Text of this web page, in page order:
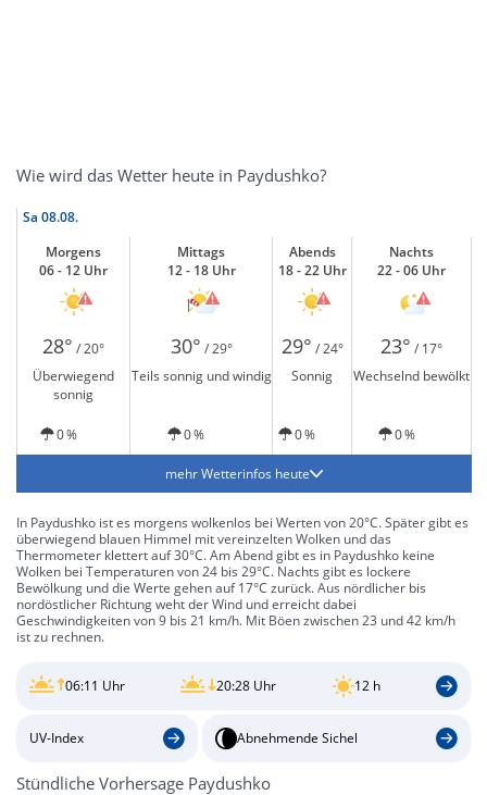
Wie wird das Wetter heute in Paydushko?
Sa 08.08.
Morgens
06 - 12 Uhr
Mittags
12 - 18 Uhr
Abends
18 - 22 Uhr
Nachts
22 - 06 Uhr
28° / 20° 30° / 29° 29° / 24° 23° / 17°
Überwiegend
sonnig
Teils sonnig und windig Sonnig Wechselnd bewölkt
0 % 0 % 0 % 0 %
mehr Wetterinfos heute
In Paydushko ist es morgens wolkenlos bei Werten von 20°C. Später gibt es
überwiegend blauen Himmel mit vereinzelten Wolken und das
Thermometer klettert auf 30°C. Am Abend gibt es in Paydushko keine
Wolken bei Temperaturen von 24 bis 29°C. Nachts gibt es lockere
Bewölkung und die Werte gehen auf 17°C zurück. Aus nördlicher bis
nordöstlicher Richtung weht der Wind und erreicht dabei
Geschwindigkeiten von 9 bis 21 km/h. Mit Böen zwischen 23 und 42 km/h
ist zu rechnen.
06:11 Uhr 20:28 Uhr 12 h
UV-Index Abnehmende Sichel
Stündliche Vorhersage Paydushko